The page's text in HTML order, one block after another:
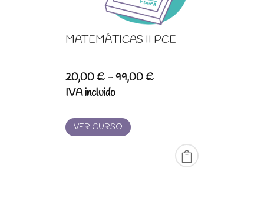
MATEMÁTICAS II PCE
20,00€ -99,00€Rango
hasta
99,00 €
IVA incluido
VER CURSO